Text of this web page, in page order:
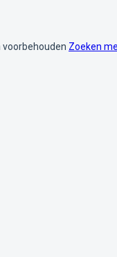
voorbehouden Zoeken